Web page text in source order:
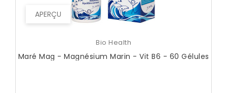
APERÇU
Bio Health
Maré Mag - Magnésium Marin - Vit B6 - 60 Gélules